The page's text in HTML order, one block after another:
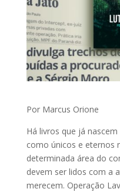
Por Marcus Orione
Há livros que já
como únicos e eternos
determinada área do
devem ser lidos com a
merecem. Operação